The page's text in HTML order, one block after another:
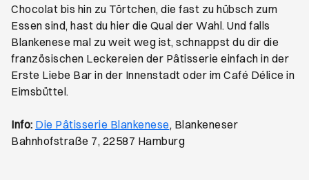
Chocolat bis hin zu Törtchen, die fast zu hübsch zum
Essen sind, hast du hier die Qual der Wahl. Und falls
Blankenese mal zu weit weg ist, schnappst du dir die
französischen Leckereien der Pâtisserie einfach in der
Erste Liebe Bar in der Innenstadt oder im Café Délice in
Eimsbüttel.
Info: Die Pâtisserie BlankeneseÖffnet ein neues Browser-
, Blankeneser
Bahnhofstraße 7, 22587 Hamburg